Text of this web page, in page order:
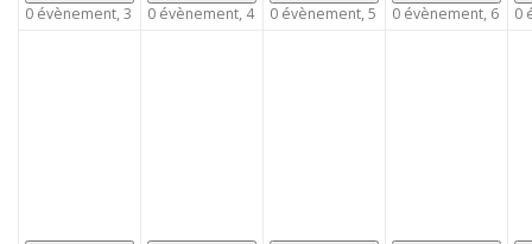
0 évènement, 3
0 évènement, 4
0 évènement, 5
0 évènement, 6 0